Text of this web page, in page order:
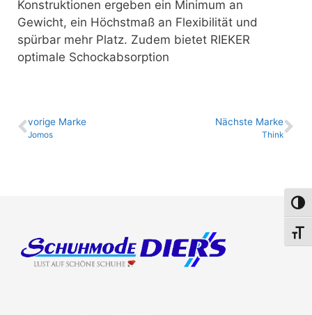
Konstruktionen ergeben ein Minimum an
Gewicht, ein Höchstmaß an Flexibilität und
spürbar mehr Platz. Zudem bietet RIEKER
optimale Schockabsorption
vo­ri­ge Marke
Jomos
Nächste Marke
Think